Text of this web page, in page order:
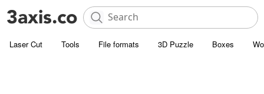
Laser Cut Tools File formats 3D Puzzle Boxes